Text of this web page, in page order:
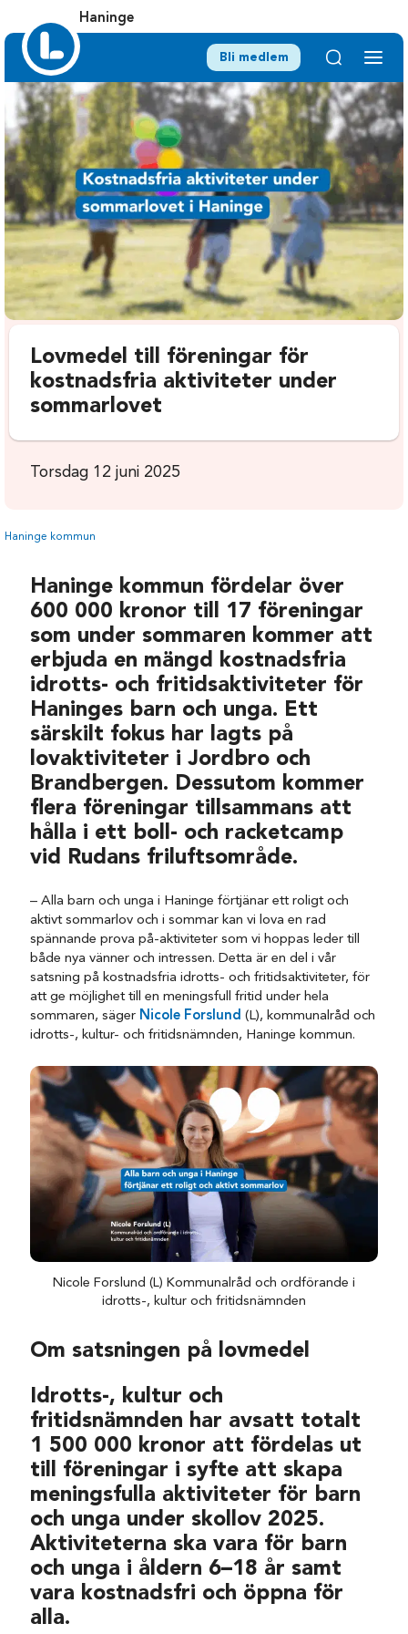
Haninge
Bli medlem
Lovmedel till föreningar för
kostnadsfria aktiviteter under
sommarlovet
Torsdag 12 juni 2025
Haninge kommun
Haninge kommun fördelar över
600 000 kronor till 17 föreningar
som under sommaren kommer att
erbjuda en mängd kostnadsfria
idrotts- och fritidsaktiviteter för
Haninges barn och unga. Ett
särskilt fokus har lagts på
lovaktiviteter i Jordbro och
Brandbergen. Dessutom kommer
flera föreningar tillsammans att
hålla i ett boll- och racketcamp
vid Rudans friluftsområde.
– Alla barn och unga i Haninge förtjänar ett roligt och
aktivt sommarlov och i sommar kan vi lova en rad
spännande prova på-aktiviteter som vi hoppas leder till
både nya vänner och intressen. Detta är en del i vår
satsning på kostnadsfria idrotts- och fritidsaktiviteter, för
att ge möjlighet till en meningsfull fritid under hela
sommaren, säger Nicole Forslund (L), kommunalråd och
idrotts-, kultur- och fritidsnämnden, Haninge kommun.
Nicole Forslund (L) Kommunalråd och ordförande i
idrotts-, kultur och fritidsnämnden
Om satsningen på lovmedel
Idrotts-, kultur och
fritidsnämnden har avsatt totalt
1 500 000 kronor att fördelas ut
till föreningar i syfte att skapa
meningsfulla aktiviteter för barn
och unga under skollov 2025.
Aktiviteterna ska vara för barn
och unga i åldern 6–18 år samt
vara kostnadsfri och öppna för
alla.